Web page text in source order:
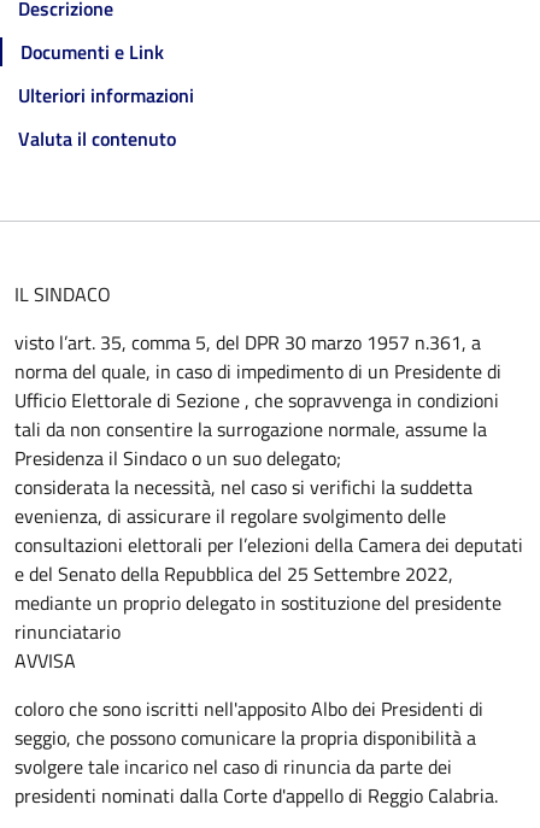
Descrizione
Documenti e Link
Ulteriori informazioni
Valuta il contenuto
IL SINDACO
visto l’art. 35, comma 5, del DPR 30 marzo 1957 n.361, a
norma del quale, in caso di impedimento di un Presidente di
Ufficio Elettorale di Sezione , che sopravvenga in condizioni
tali da non consentire la surrogazione normale, assume la
Presidenza il Sindaco o un suo delegato;
considerata la necessità, nel caso si verifichi la suddetta
evenienza, di assicurare il regolare svolgimento delle
consultazioni elettorali per l’elezioni della Camera dei deputati
e del Senato della Repubblica del 25 Settembre 2022,
mediante un proprio delegato in sostituzione del presidente
rinunciatario
AVVISA
coloro che sono iscritti nell'apposito Albo dei Presidenti di
seggio, che possono comunicare la propria disponibilità a
svolgere tale incarico nel caso di rinuncia da parte dei
presidenti nominati dalla Corte d'appello di Reggio Calabria.